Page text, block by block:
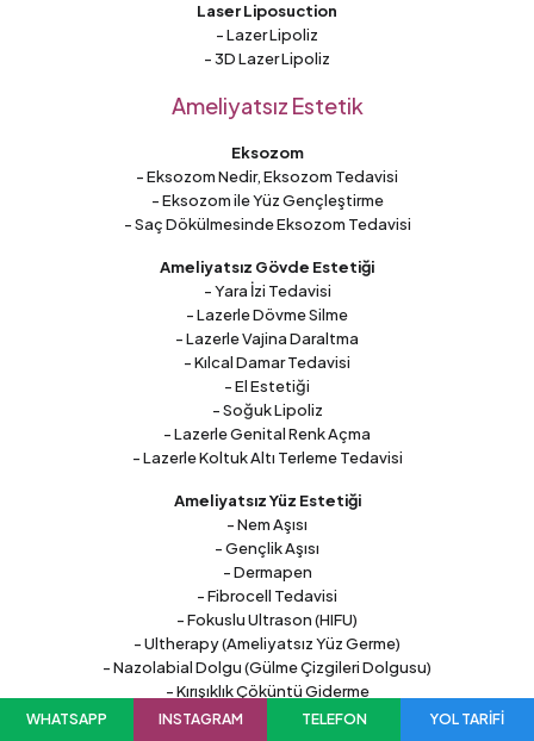
Laser Liposuction
- Lazer Lipoliz
- 3D Lazer Lipoliz
Ameliyatsız Estetik
Eksozom
- Eksozom Nedir, Eksozom Tedavisi
- Eksozom ile Yüz Gençleştirme
- Saç Dökülmesinde Eksozom Tedavisi
Ameliyatsız Gövde Estetiği
- Yara İzi Tedavisi
- Lazerle Dövme Silme
- Lazerle Vajina Daraltma
- Kılcal Damar Tedavisi
- El Estetiği
- Soğuk Lipoliz
- Lazerle Genital Renk Açma
- Lazerle Koltuk Altı Terleme Tedavisi
Ameliyatsız Yüz Estetiği
- Nem Aşısı
- Gençlik Aşısı
- Dermapen
- Fibrocell Tedavisi
- Fokuslu Ultrason (HIFU)
- Ultherapy (Ameliyatsız Yüz Germe)
- Nazolabial Dolgu (Gülme Çizgileri Dolgusu)
- Kırışıklık Çöküntü Giderme
- Estetik Boyun Cerrahisi
WHATSAPP INSTAGRAM TELEFON YOL TARİFİ